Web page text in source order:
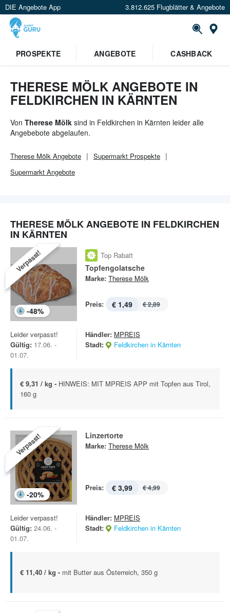
DIE Angebote App 3.812.625 Flugblätter & Angebote
Standort festlegen
PROSPEKTE ANGEBOTE CASHBACK
THERESE MÖLK ANGEBOTE IN
FELDKIRCHEN IN KÄRNTEN
Von Therese Mölk sind in Feldkirchen in Kärnten leider alle
Angebebote abgelaufen.
Therese Mölk Angebote Supermarkt Prospekte
Supermarkt Angebote
THERESE MÖLK ANGEBOTE IN FELDKIRCHEN
IN KÄRNTEN
Verpasst!
-48%
Top Rabatt
Topfengolatsche
Marke: Therese Mölk
Preis: € 1,49 € 2,89
Leider verpasst!
Gültig: 17.06. -
01.07.
Händler: MPREIS
Stadt:
Feldkirchen in Kärnten
€ 9,31 / kg - HINWEIS: MIT MPREIS APP mit Topfen aus Tirol,
160 g
Verpasst!
-20%
Linzertorte
Marke: Therese Mölk
Preis: € 3,99 € 4,99
Leider verpasst!
Gültig: 24.06. -
01.07.
Händler: MPREIS
Stadt:
Feldkirchen in Kärnten
€ 11,40 / kg - mit Butter aus Österreich, 350 g